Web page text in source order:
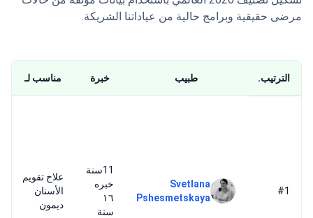
مرضى حقيقية وبرامج حالية من عياداتنا الشريكة.
الترتيب. طبيب خبرة مناسب لـ
#1
Svetlana
Pshesmetskaya
11سنة
خبره
١٦
سنة
علاج تقويم
الأسنان
ديمون